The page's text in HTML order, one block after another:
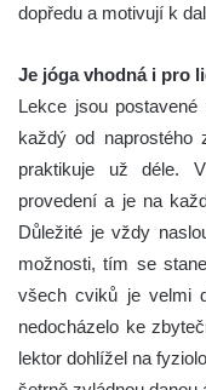
dopředu a motivují k
Je jóga vhodná i pro
Lekce jsou
každý od naprostého
praktikuje už déle.
provedení a je na
Důležité je vždy
možnosti, tím se
všech cviků je velmi
nedocházelo ke
lektor dohlížel na